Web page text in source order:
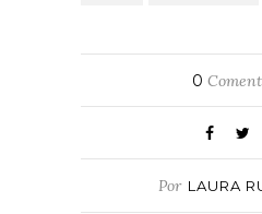
0
Por LAURA